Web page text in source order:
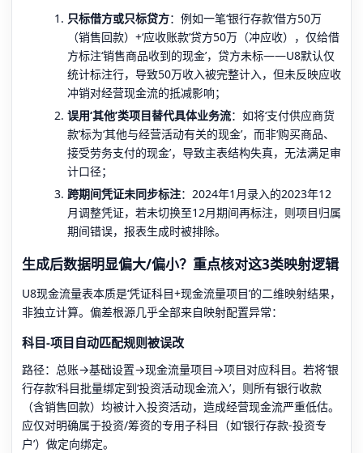
只标借方或只标贷方：例如一笔‘银行存款’借方50万
（销售回款）+‘应收账款’贷方50万（冲应收），仅给借
方标注‘销售商品收到的现金’，贷方未标——U8默认仅
统计标注行，导致50万收入被完整计入，但未反映应收
冲销对经营现金流的抵减影响；
误用‘其他’类项目替代具体业务流：如将‘支付供应商货
款’标为‘其他与经营活动有关的现金’，而非‘购买商品、
接受劳务支付的现金’，导致主表结构失真，无法满足审
计口径；
跨期间凭证未同步标注：2024年1月录入的2023年12
月调整凭证，若未切换至12月期间再标注，则项目归属
期间错误，报表生成时被排除。
生成后数据明显偏大/偏小？重点核对这3类映射逻辑
U8现金流量表本质是‘凭证科目+现金流量项目’的二维映射结果，
非独立计算。偏差根源几乎全部来自映射配置异常：
科目-项目自动匹配规则被误改
路径：总账→基础设置→现金流量项目→项目对应科目。若将‘银
行存款’科目批量绑定到‘投资活动现金流入’，则所有银行收款
（含销售回款）均被计入投资活动，造成经营现金流严重低估。
应仅对明确属于投资/筹资的专用子科目（如‘银行存款-投资专
户’）做定向绑定。